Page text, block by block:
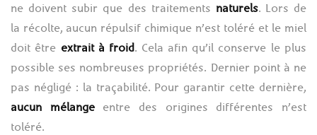
ne doivent subir que des traitements naturels. Lors de
la récolte, aucun répulsif chimique n’est toléré et le miel
doit être extrait à froid. Cela afin qu’il conserve le plus
possible ses nombreuses propriétés. Dernier point à ne
pas négligé : la traçabilité. Pour garantir cette dernière,
aucun mélangeentre des origines différentes n’est
toléré.